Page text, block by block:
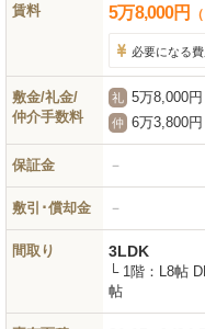
賃料 5万8,000円
必要になる
敷金/礼金/
仲介手数料
礼 5万8,000円
仲 6万3,800円
保証金 －
敷引･償却金 －
間取り 3LDK
└ 1階：L8帖
帖